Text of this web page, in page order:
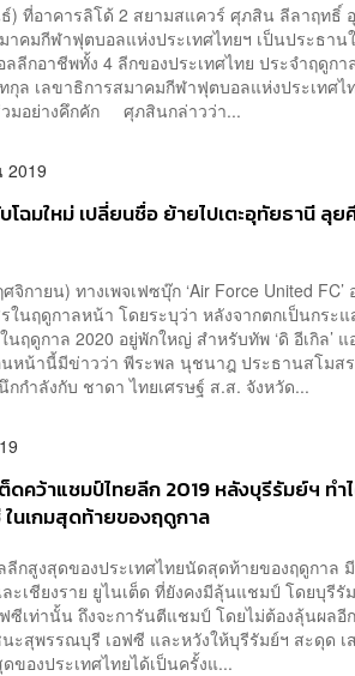
) ที่อาคารลิโด้ 2 สยามสแควร์ ศุภสิน ลีลาฤทธิ์
คมกีฬาฟุตบอลแห่งประเทศไทยฯ เป็นประธาน
ลีกอาชีพทั้ง 4 ลีกของประเทศไทย ประจำฤดูกา
กุล เลขาธิการสมาคมกีฬาฟุตบอลแห่งประเทศไ
วมอย่างคึกคัก ศุภสินกล่าวว่า...
2019
โฉมใหม่ เปลี่ยนชื่อ ย้ายไปเตะอุทัยธานี ลุ
จิกายน) ทางเพจเฟซบุ๊ก ‘Air Force United FC’
ในฤดูกาลหน้า โดยระบุว่า หลังจากตกเป็นกระแ
นฤดูกาล​ 2020 อยู่พักใหญ่ สำหรับ​ทัพ​ ‘ดิ​ อีเกิล’
นหน้านี้มีข่าวว่า​ พีระพล​ นุชนาฎ​ ประธานสโมส
กกำลังกับ​ ชาดา​ ไทยเศรษฐ์​ ส.ส. จังหวัด...
ดคว้าแชมป์ไทยลีก 2019 หลังบุรีรัมย์ฯ ทำ
ในเกมสุดท้ายของฤดูกาล
กสูงสุดของประเทศไทยนัดสุดท้ายของฤดูกาล มี
ะเชียงราย ยูไนเต็ด ที่ยังคงมีลุ้นแชมป์ โดยบุรีรั
ซีเท่านั้น ถึงจะการันตีแชมป์ โดยไม่ต้องลุ้นผลอี
ะสุพรรณบุรี เอฟซี และหวังให้บุรีรัมย์ฯ สะดุด เ
ของประเทศไทยได้เป็นครั้งแ...